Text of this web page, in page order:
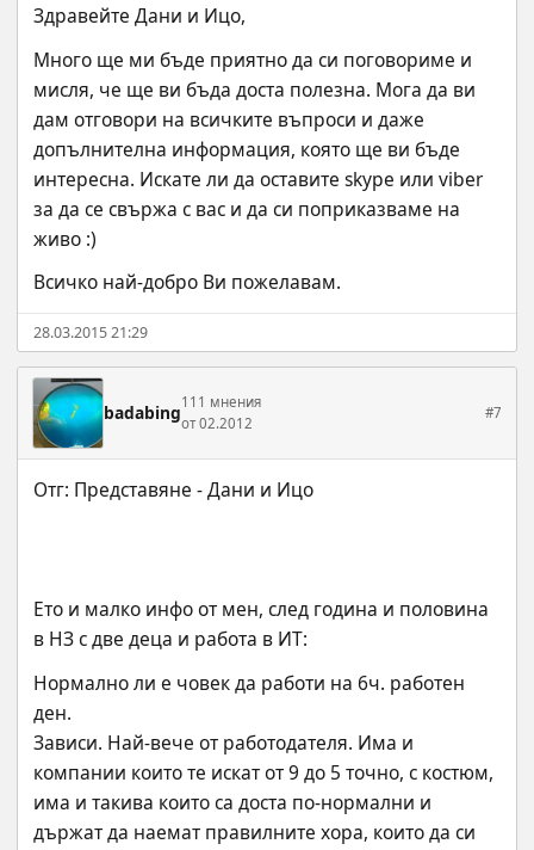
Здравейте Дани и Ицо,
Много ще ми бъде приятно да си поговориме и
мисля, че ще ви бъда доста полезна. Мога да ви
дам отговори на всичките въпроси и даже
допълнителна информация, която ще ви бъде
интересна. Искате ли да оставите skype или viber
за да се свържа с вас и да си поприказваме на
живо :)
Всичко най-добро Ви пожелавам.
28.03.2015 21:29
badabing111 мнения
от 02.2012
#7
Ето и малко инфо от мен, след година и половина
в НЗ с две деца и работа в ИТ:
Нормално ли е човек да работи на 6ч. работен
ден.
Зависи. Най-вече от работодателя. Има и
компании които те искат от 9 до 5 точно, с костюм,
има и такива които са доста по-нормални и
държат да наемат правилните хора, които да си